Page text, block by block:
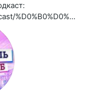
https://podcasts.apple.com/ru/podcast/%D0%B0%D0%BD%D1%82%D0%B8%D0%B3%D0%BB%D1%8F%D0%BD%D0%B5%D1%86/id1461850339